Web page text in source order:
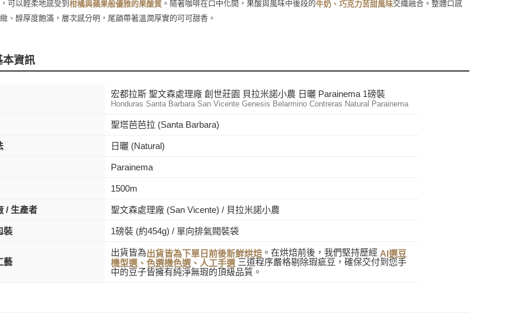
可以輕柔地感受到柑橘與蘋果般優雅的果酸質 。隨著咖啡在口中化開，果酸與風味中後段的牛奶、巧克力苦甜風味交織融合。整體口感
、醇厚度飽滿，層次感分明，尾韻帶著溫潤厚實的可可甜香。
本資訊
宏都拉斯 聖文森處理廠 創世莊園 貝拉米諾小農 日曬 Parainema 1磅裝
Honduras Santa Barbara San Vicente Genesis Belarmino Contreras Natural Parainema
聖塔芭芭拉 (Santa Barbara)
日曬 (Natural)
Parainema
1500m
/ 生產者 聖文森處理廠 (San Vicente) / 貝拉米諾小農
裝 1磅裝 (約454g) / 單向排氣閥裝袋
藝
出貨皆為出貨皆為下單日前後新鮮烘焙 。在烘焙前後，我們堅持歷經 AI選豆
機型選、色選機色選、人工手選 三道程序嚴格剔除瑕疵豆，確保交付到您手
中的豆子皆擁有純淨無瑕的頂級品質。